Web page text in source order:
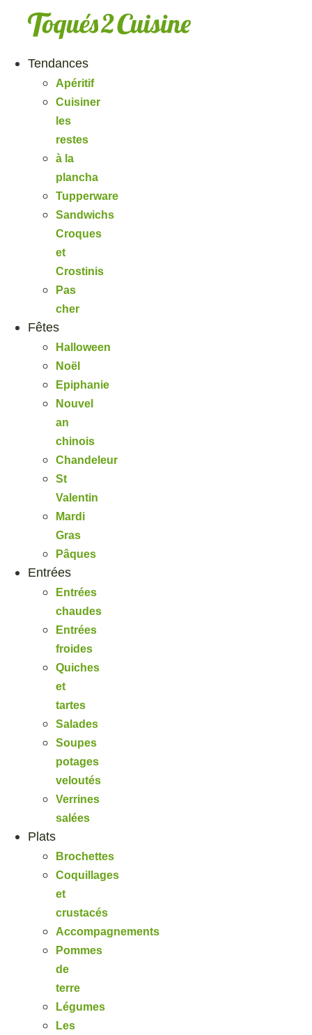
Tendances
Apéritif
Cuisiner
les
restes
à la
plancha
Tupperware
Sandwichs
Croques
et
Crostinis
Pas
cher
Fêtes
Halloween
Noël
Epiphanie
Nouvel
an
chinois
Chandeleur
St
Valentin
Mardi
Gras
Pâques
Entrées
Entrées
chaudes
Entrées
froides
Quiches
et
tartes
Salades
Soupes
potages
veloutés
Verrines
salées
Plats
Brochettes
Coquillages
et
crustacés
Accompagnements
Pommes
de
terre
Légumes
Les